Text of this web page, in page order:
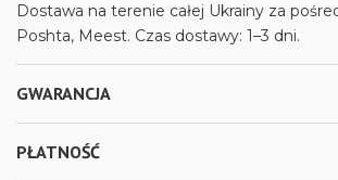
Dostawa na terenie całej Ukrainy za
Poshta, Meest. Czas dostawy: 1–3 dni.
GWARANCJA
PŁATNOŚĆ